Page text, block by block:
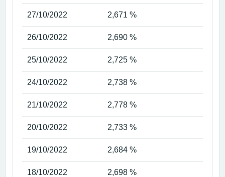
27/10/2022 2,671 %
26/10/2022 2,690 %
25/10/2022 2,725 %
24/10/2022 2,738 %
21/10/2022 2,778 %
20/10/2022 2,733 %
19/10/2022 2,684 %
18/10/2022 2,698 %